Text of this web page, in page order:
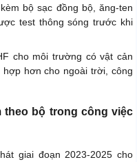
bộ sạc đồng bộ, ăng-ten
test thông sóng trước khi
cho môi trường có vật cản
hơn cho ngoài trời, công
theo bộ trong công việc
giai đoạn 2023-2025 cho